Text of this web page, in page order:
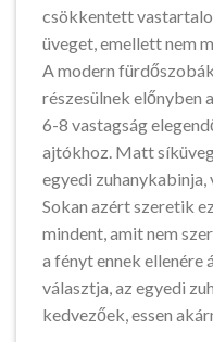
csökkentett
üveget, emellett nem
A modern
részesülnek előnyben
6-8 vastagság
ajtókhoz. Matt
egyedi zuhanykabinja,
Sokan azért szeretik
mindent, amit nem
a fényt ennek
választja, az egyedi
kedvezőek, essen